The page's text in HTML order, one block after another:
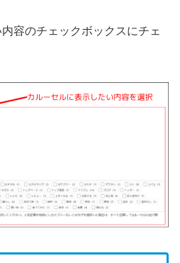
容のチェックボックスにチェ